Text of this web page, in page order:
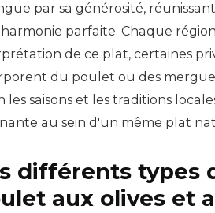
par sa générosité,
parfaite. Chaque
de ce plat, certaines
du poulet ou des
les saisons et les traditions
au sein d'un même plat
différents types
aux olives et